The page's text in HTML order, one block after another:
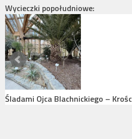
Wycieczki popołudniowe:
Zamek w